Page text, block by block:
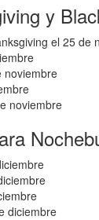
y
el 25 de
noviembre
noviembre
diciembre